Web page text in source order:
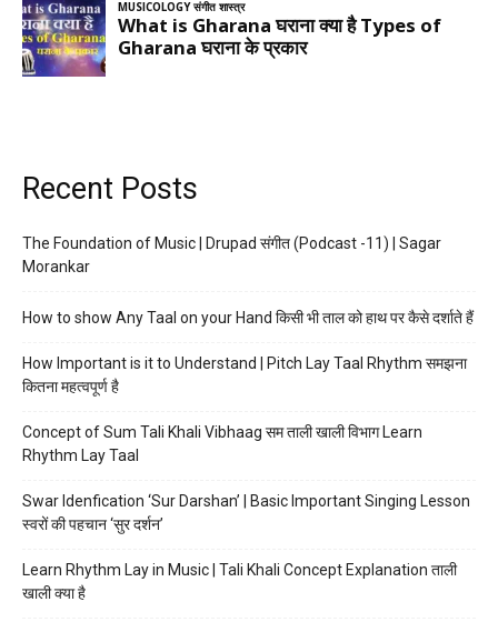
Recent Posts
The Foundation of Music | Drupad संगीत (Podcast -11) | Sagar
Morankar
How to show Any Taal on your Hand किसी भी ताल को हाथ पर कैसे दर्शाते हैं
How Important is it to Understand | Pitch Lay Taal Rhythm समझना
कितना महत्वपूर्ण है
Concept of Sum Tali Khali Vibhaag सम ताली खाली विभाग Learn
Rhythm Lay Taal
Swar Idenfication ‘Sur Darshan’ | Basic Important Singing Lesson
स्वरों की पहचान ‘सुर दर्शन’
Learn Rhythm Lay in Music | Tali Khali Concept Explanation ताली
खाली क्या है